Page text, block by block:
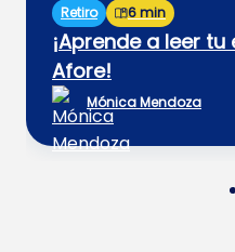
Retiro 6 min
¡Aprende a leer
Afore!
Mónica Mendoza